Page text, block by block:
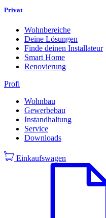
Privat
Wohnbereiche
Deine Lösungen
Finde deinen Installateur
Smart Home
Renovierung
Profi
Wohnbau
Gewerbebau
Instandhaltung
Service
Downloads
Einkaufswagen